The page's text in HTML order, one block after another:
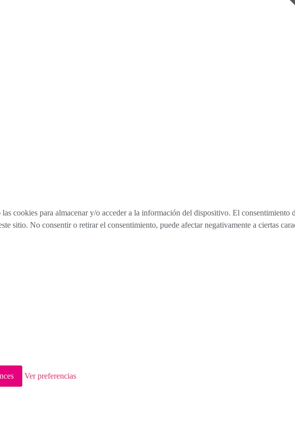
cookies para almacenar y/o acceder a la información del dispositivo. El consentimiento
sitio. No consentir o retirar el consentimiento, puede afectar negativamente a ciertas
Ver preferencias